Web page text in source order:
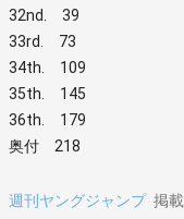
32nd. 39
33rd. 73
34th. 109
35th. 145
36th. 179
奥付 218
週刊ヤングジャンプ 掲載